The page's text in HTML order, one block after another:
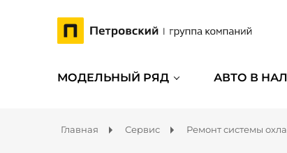
МОДЕЛЬНЫЙ РЯД АВТО В
Главная Сервис Ремонт системы